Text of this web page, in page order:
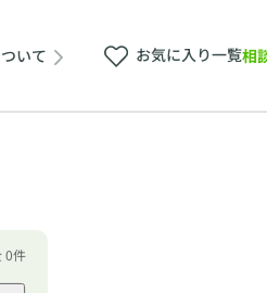
いて お気に入り一覧相
0件